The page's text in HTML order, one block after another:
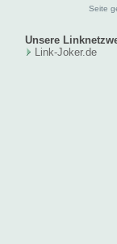
Seite
Unsere
Link-Joker.de